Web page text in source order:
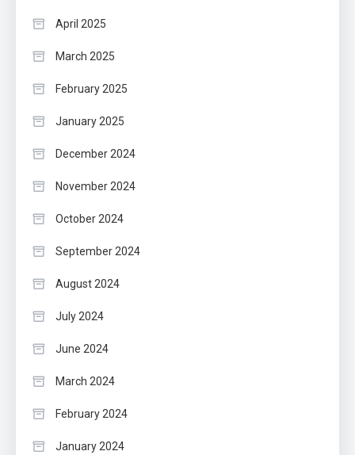
April 2025
March 2025
February 2025
January 2025
December 2024
November 2024
October 2024
September 2024
August 2024
July 2024
June 2024
March 2024
February 2024
January 2024